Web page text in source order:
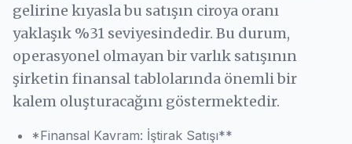
gelirine kıyasla bu satışın ciroya oranı
yaklaşık %31 seviyesindedir. Bu durum,
operasyonel olmayan bir varlık satışının
şirketin finansal tablolarında önemli bir
kalem oluşturacağını göstermektedir.
*Finansal Kavram: İştirak Satışı**